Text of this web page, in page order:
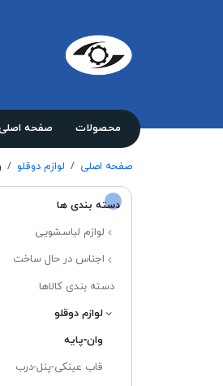
محصولات صفحه
صفحه اصلی لوازم دوقلو
دسته بندی ها
لوازم لباسشویی
اجناس در حال ساخت
دسته بندی کالاها
لوازم دوقلو
وان-پایه
قاب عینکی-پنل-درب